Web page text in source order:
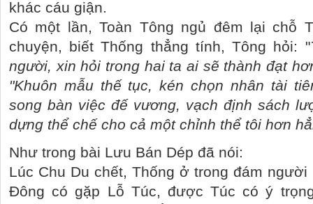
khác cáu giận.
Có một lần, Toàn Tông ngủ đêm lại chỗ
chuyện, biết Thống thẳng tính, Tông hỏi: "
người, xin hỏi trong hai ta ai sẽ thành đạt
"Khuôn mẫu thế tục, kén chọn nhân tài
song bàn việc đế vương, vạch định sách
dựng thể chế cho cả một chỉnh thể tôi hơn
Như trong bài Lưu Bán Dép đã nói:
Lúc Chu Du chết, Thống ở trong đám
Đông có gặp Lỗ Túc, được Túc có ý